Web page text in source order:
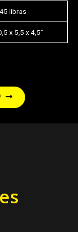
libras
x 5,5 x 4,5″